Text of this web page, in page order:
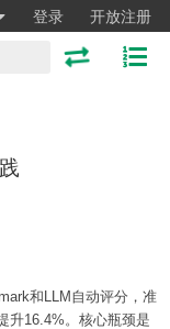
登录 开放注册
和LLM自动评分，准
升16.4%。核心瓶颈是